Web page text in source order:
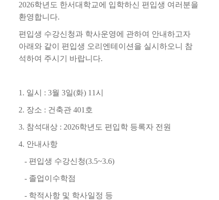
2026학년도 한서대학교에 입학하신 편입생 여러분을
환영합니다.
편입생 수강신청과 학사운영에 관하여 안내하고자
아래와 같이 편입생 오리엔테이션을 실시하오니 참
석하여 주시기 바랍니다.
1. 일시 : 3월 3일(화) 11시
2. 장소 : 건축관 401호
3. 참석대상 : 2026학년도 편입학 등록자 전원
4. 안내사항
- 편입생 수강신청(3.5~3.6)
- 졸업이수학점
- 학적사항 및 학사일정 등